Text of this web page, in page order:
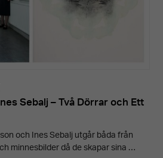
Sebalj – Två Dörrar och Ett
och Ines Sebalj utgår båda från
minnesbilder då de skapar sina …
från